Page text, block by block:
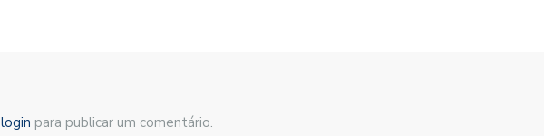
login para publicar um comentário.